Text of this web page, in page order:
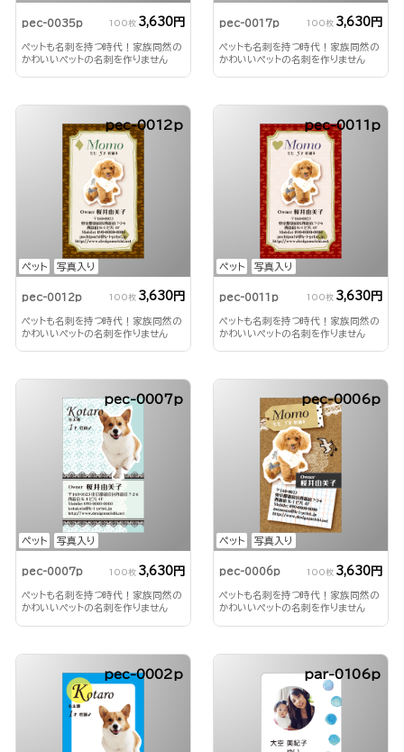
pec-0035p 100枚 3,630円
ペットも名刺を持つ時代！家族同然の
かわいいペットの名刺を作りません
pec-0017p 100枚 3,630円
ペットも名刺を持つ時代！家族同然の
かわいいペットの名刺を作りません
ペット 写真入り
pec-0012p
pec-0012p 100枚 3,630円
ペットも名刺を持つ時代！家族同然の
かわいいペットの名刺を作りません
ペット 写真入り
pec-0011p
pec-0011p 100枚 3,630円
ペットも名刺を持つ時代！家族同然の
かわいいペットの名刺を作りません
ペット 写真入り
pec-0007p
pec-0007p 100枚 3,630円
ペットも名刺を持つ時代！家族同然の
かわいいペットの名刺を作りません
ペット 写真入り
pec-0006p
pec-0006p 100枚 3,630円
ペットも名刺を持つ時代！家族同然の
かわいいペットの名刺を作りません
pec-0002p par-0106p